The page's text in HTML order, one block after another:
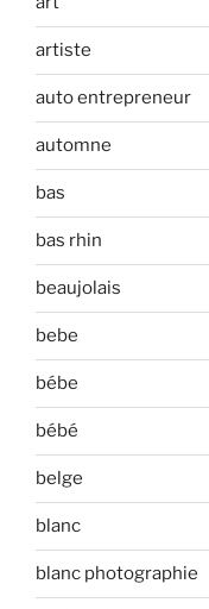
artiste
auto entrepreneur
automne
bas
bas rhin
beaujolais
bebe
bébe
bébé
belge
blanc
blanc photographie